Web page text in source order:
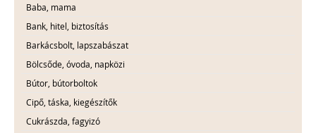
Baba, mama
Bank, hitel, biztosítás
Barkácsbolt, lapszabászat
Bölcsőde, óvoda, napközi
Bútor, bútorboltok
Cipő, táska, kiegészítők
Cukrászda, fagyizó